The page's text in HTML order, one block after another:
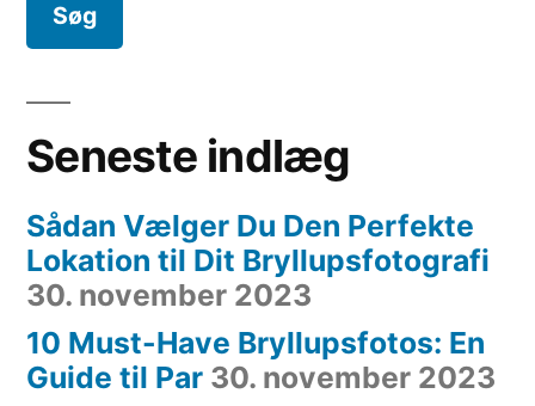
Seneste indlæg
Sådan Vælger Du Den Perfekte
Lokation til Dit Bryllupsfotografi
30. november 2023
10 Must-Have Bryllupsfotos: En
Guide til Par 30. november 2023